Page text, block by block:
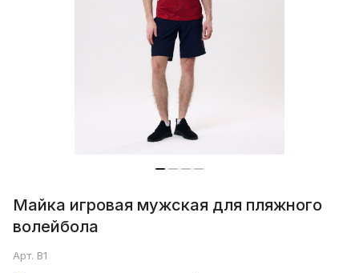
Майка игровая мужская для пляжного
волейбола
Арт. B1